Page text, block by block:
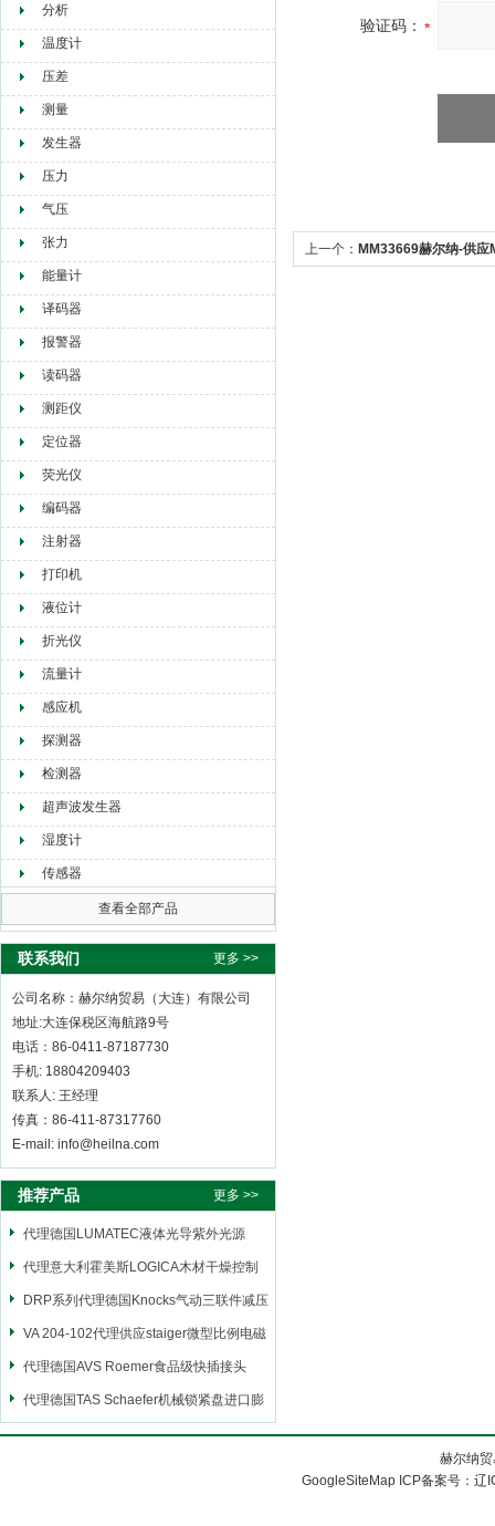
分析
温度计
压差
测量
发生器
压力
气压
张力
能量计
译码器
报警器
读码器
测距仪
定位器
荧光仪
编码器
注射器
打印机
液位计
折光仪
流量计
感应机
探测器
检测器
超声波发生器
湿度计
传感器
查看全部产品
联系我们 更多 >>
公司名称：赫尔纳贸易（大连）有限公司
地址:大连保税区海航路9号
电话：86-0411-87187730
手机: 18804209403
联系人: 王经理
传真：86-411-87317760
E-mail: info@heilna.com
推荐产品 更多 >>
代理德国LUMATEC液体光导紫外光源
代理意大利霍美斯LOGICA木材干燥控制
仪
DRP系列代理德国Knocks气动三联件减压
阀
VA 204-102代理供应staiger微型比例电磁
阀
代理德国AVS Roemer食品级快插接头
代理德国TAS Schaefer机械锁紧盘进口膨
胀套
验证码：
上一个： MM33669赫尔纳-供
赫尔纳
GoogleSiteMap ICP备案号：辽